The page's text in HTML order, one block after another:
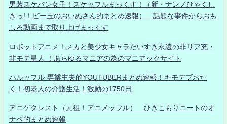
男装スケバン女子！スケッフルまっくす！（新・ナンノひゃくし
きっ!！ビー玉のおいぬさん的まとめ速報） 話題な事件からおも
しろ動画まで取り上げまっくす
ロボットアニメ！メカと美少女キャラだいすき永遠の非リア充・
非モテ星人 ！あらゆるマニアの為のマニアックサイト
ハルッフル-専業主夫的YOUTUBERまとめ速報！キモデブおた
く！初老人の介護生活！激動の1750日
アニゲタレスト（元祖！アニメッフル） ひきこもりニートのオ
ナベ的まとめ速報